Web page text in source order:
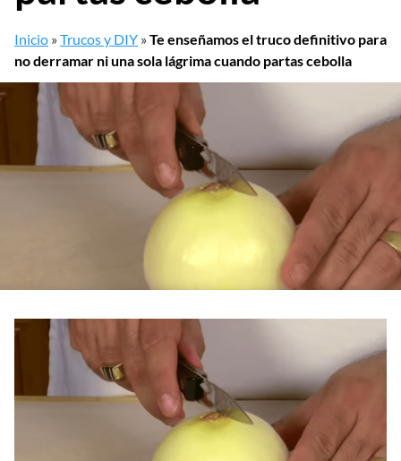
Inicio »Trucos y DIY »Te enseñamos el truco definitivo para
no derramar ni una sola lágrima cuando partas cebolla